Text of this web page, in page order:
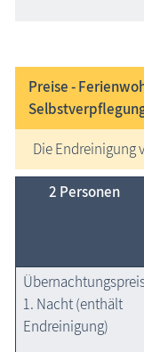
Preise -
Die Endreinigung
2 Personen
1. Nacht (enthält
Endreinigung)